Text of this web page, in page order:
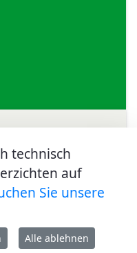
Lippe -
Rechts
technisch
auf
Sie unsere
Alle ablehnen